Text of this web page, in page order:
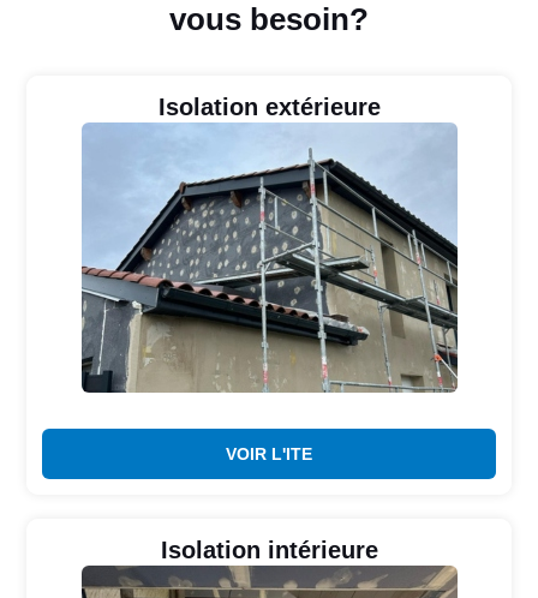
vous besoin?
Isolation extérieure
VOIR L'ITE
Isolation intérieure